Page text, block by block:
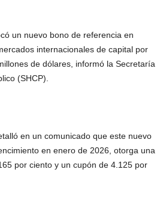
un nuevo bono de referencia en
internacionales de capital por
de dólares, informó la Secretaría
(SHCP).
en un comunicado que este nuevo
en enero de 2026, otorga una
por ciento y un cupón de 4.125 por